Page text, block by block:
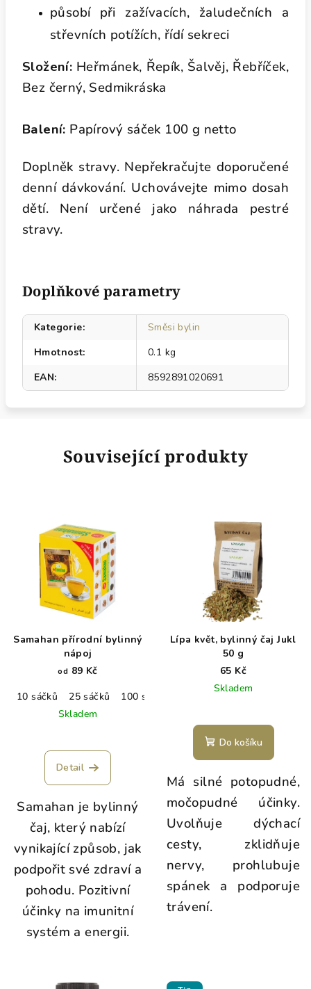
působí při zažívacích, žaludečních a
střevních potížích, řídí sekreci
Složení: Heřmánek, Řepík, Šalvěj, Řebříček,
Bez černý, Sedmikráska
Balení: Papírový sáček 100 g netto
Doplněk stravy. Nepřekračujte doporučené
denní dávkování. Uchovávejte mimo dosah
dětí. Není určené jako náhrada pestré
stravy.
Doplňkové parametry
Kategorie:
Směsi bylin
Hmotnost:
0.1 kg
EAN: 8592891020691
Související produkty
Samahan přírodní bylinný
nápoj
od 89 Kč
10 sáčků
25 sáčků
100 sáčků
Skladem
Detail
Samahan je bylinný
čaj, který nabízí
vynikající způsob, jak
podpořit své zdraví a
pohodu. Pozitivní
účinky na imunitní
systém a energii.
Lípa květ, bylinný čaj Jukl
50 g
65 Kč
Skladem
Do košíku
Má silné potopudné,
močopudné účinky.
Uvolňuje dýchací
cesty, zklidňuje
nervy, prohlubuje
spánek a podporuje
trávení.